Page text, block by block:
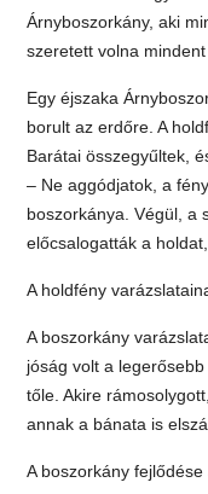
Árnyboszorkány, aki
szeretett volna mindent
Egy éjszaka
borult az erdőre. A
Barátai összegyűltek,
– Ne aggódjatok, a
boszorkánya. Végül, a
előcsalogatták a
A holdfény
A boszorkány
jóság volt a
tőle. Akire
annak a bánata is
A boszorkány